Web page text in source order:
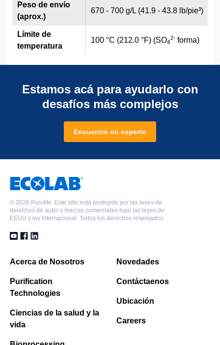
670 - 700 g/L (41.9 - 43.8 lb/pie³)
100 °C (212.0 °F) (SO4
2- forma)
Peso de envío
(aprox.)
Límite de
temperatura
Estamos acá para ayudarlo con
desafíos más complejos
Encuentre un experto
© 2026 Purolite. Este sitio está protegido por las leyes de
derechos de autor y marcas comerciales bajo las leyes de
EEUU y ley internacional. Todos los derechos reservados.
Acerca de Nosotros
Purification
Technologies
Ciencias de la salud y la
vida
Novedades
Contáctaenos
Ubicación
Careers